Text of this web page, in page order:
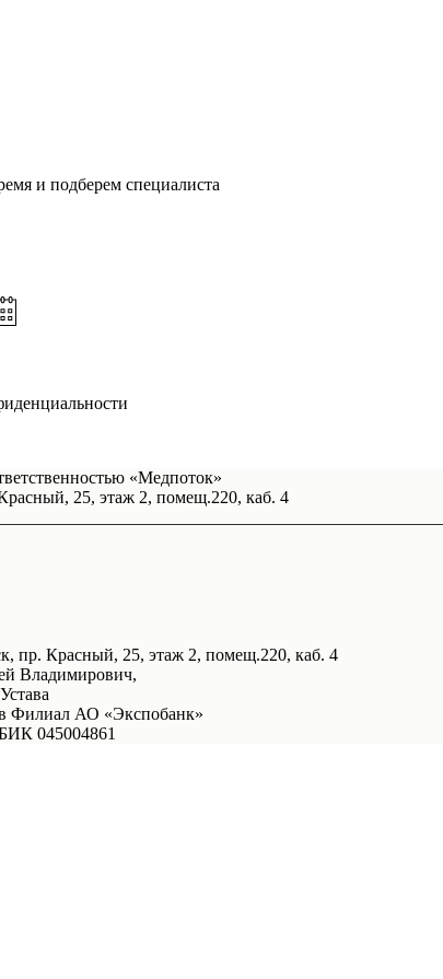
и подберем специалиста
«Медпоток»
25, этаж 2, помещ.220, каб. 4
пр. Красный, 25, этаж 2, помещ.220, каб. 4
Владимирович,
Филиал АО «Экспобанк»
045004861